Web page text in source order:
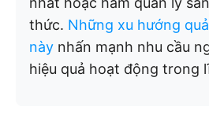
thức. Những xu hướng
này nhấn mạnh nhu cầu
hiệu quả hoạt động trong